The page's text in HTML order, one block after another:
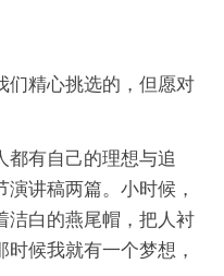
们精心挑选的，但愿对
都有自己的理想与追
讲稿两篇。小时候，
洁白的燕尾帽，把人衬
候我就有一个梦想，